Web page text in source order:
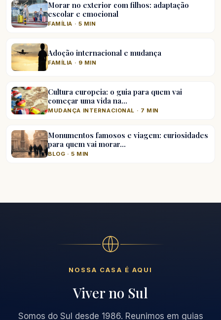
Morar no exterior com filhos: adaptação
escolar e emocional
FAMÍLIA · 5 MIN
Adoção internacional e mudança
FAMÍLIA · 9 MIN
Cultura europeia: o guia para quem vai
começar uma vida na…
MUDANÇA INTERNACIONAL · 7 MIN
Monumentos famosos e viagem: curiosidades
para quem vai morar…
BLOG · 5 MIN
NOSSA CASA É AQUI
Viver no Sul
Somos do Sul desde 1986. Reunimos em guias